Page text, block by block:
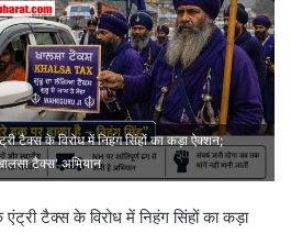
टैक्स के विरोध में निहंग सिंहों का कड़ा ऐक्शन;
टैक्स' अभियान
टैक्स के विरोध में निहंग सिंहों का कड़ा